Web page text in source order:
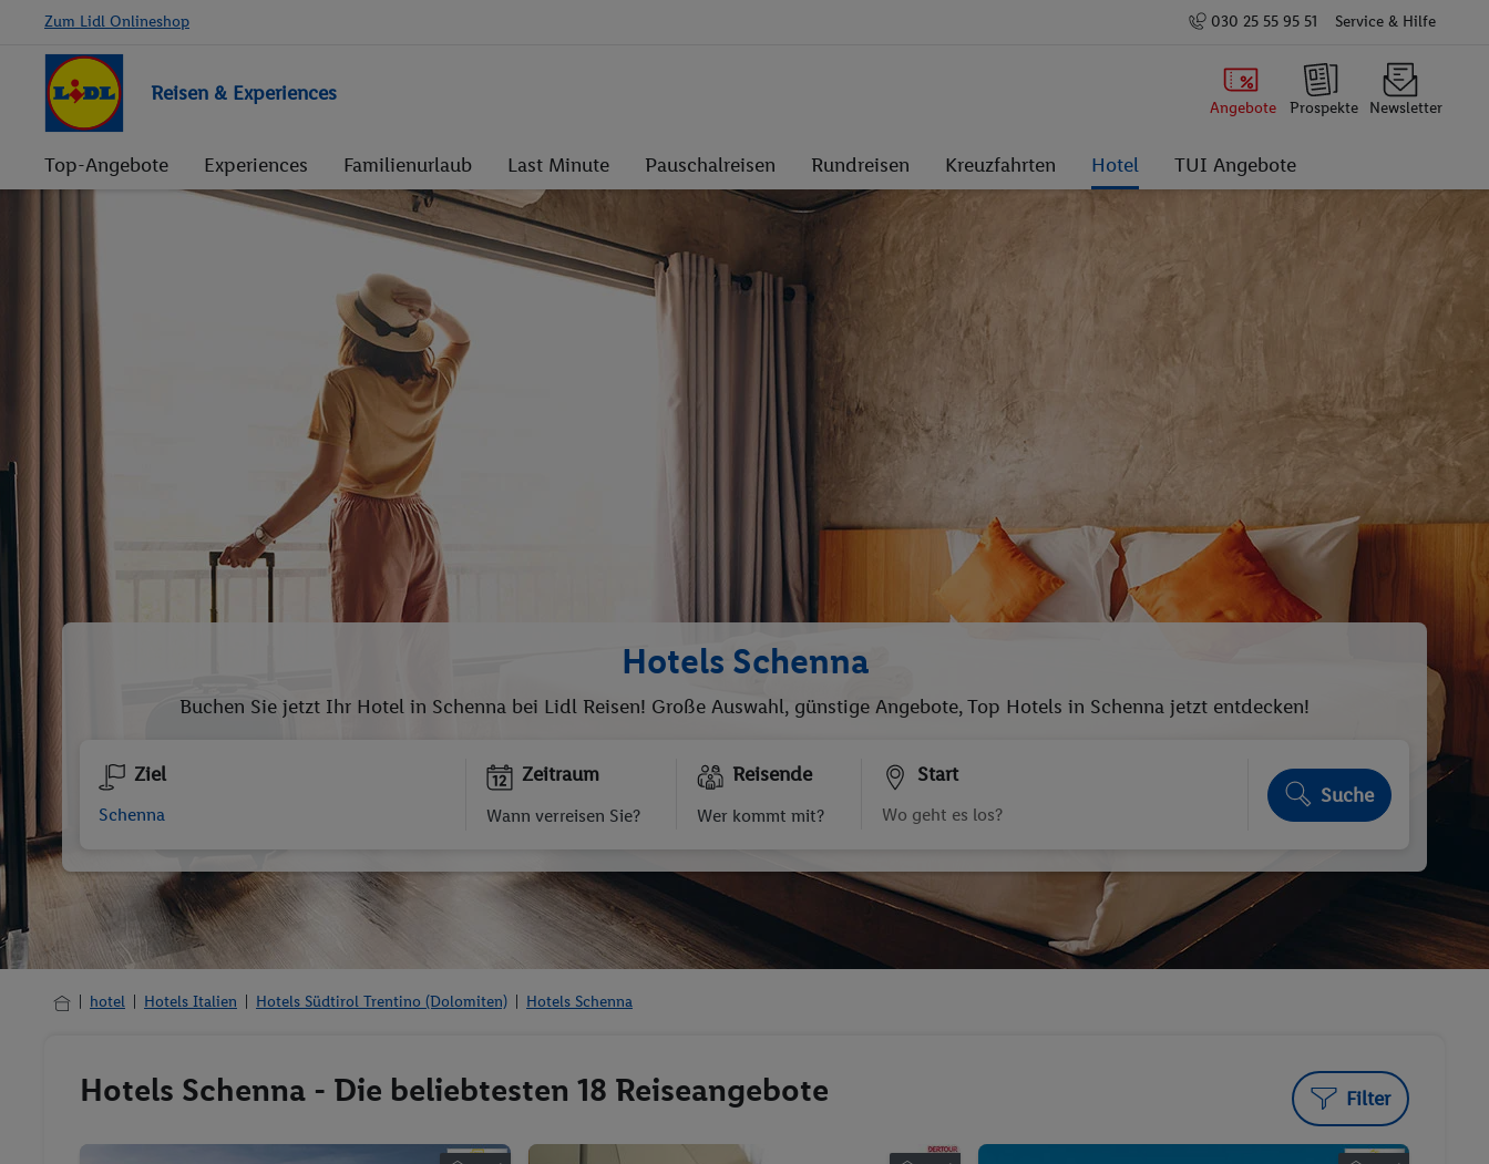
Zum Lidl Onlineshop 030 25 55 95 51 Service & Hilfe
Reisen & Experiences
Angebote Prospekte Newsletter
Top-Angebote Experiences Familienurlaub Last Minute Pauschalreisen Rundreisen Kreuzfahrten Hotel TUI Angebote
Hotels Schenna
Buchen Sie jetzt Ihr Hotel in Schenna bei Lidl Reisen! Große Auswahl, günstige Angebote, Top Hotels in Schenna jetzt entdecken!
Ziel Zeitraum
Wann verreisen Sie?
Reisende
Wer kommt mit?
Start
Suche
hotel Hotels Italien Hotels Südtirol Trentino (Dolomiten) Hotels Schenna
Hotels Schenna - Die beliebtesten 18 Reiseangebote Filter